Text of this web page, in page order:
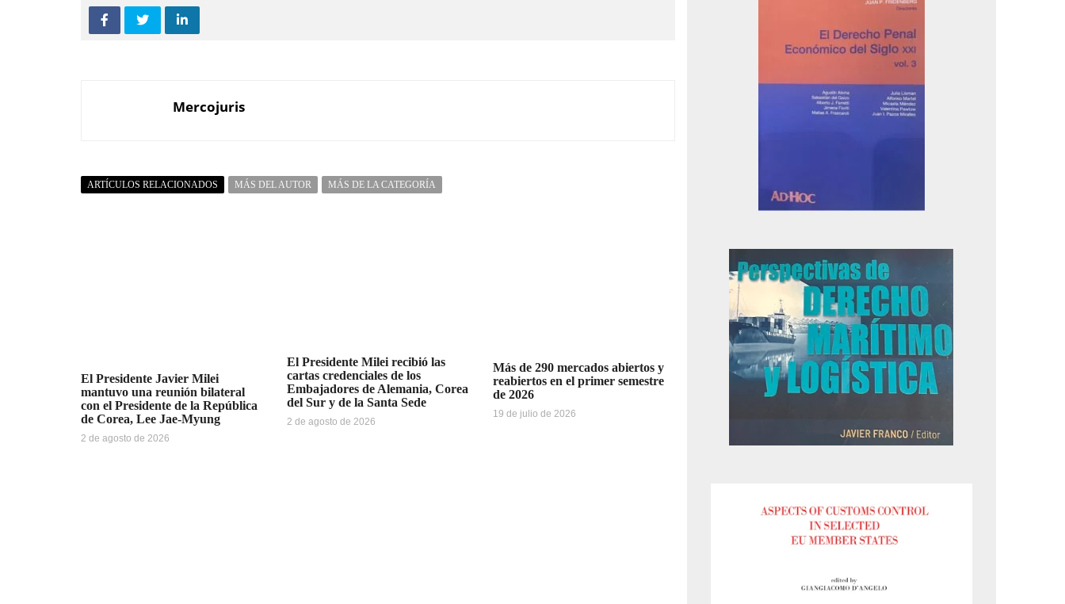
Mercojuris
ARTÍCULOS RELACIONADOS MÁS DEL AUTOR MÁS DE LA CATEGORÍA
El Presidente Javier Milei
mantuvo una reunión bilateral
con el Presidente de la República
de Corea, Lee Jae-Myung
2 de agosto de 2026
El Presidente Milei recibió las
cartas credenciales de los
Embajadores de Alemania, Corea
del Sur y de la Santa Sede
2 de agosto de 2026
Más de 290 mercados abiertos y
reabiertos en el primer semestre
de 2026
19 de julio de 2026